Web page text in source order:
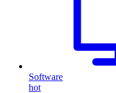
Software
hot